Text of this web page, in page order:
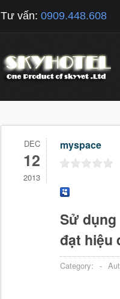
Tư vấn: 0909.448.608
DEC
12
2013
myspace
Sử dụng
đạt hiệu
Category: -